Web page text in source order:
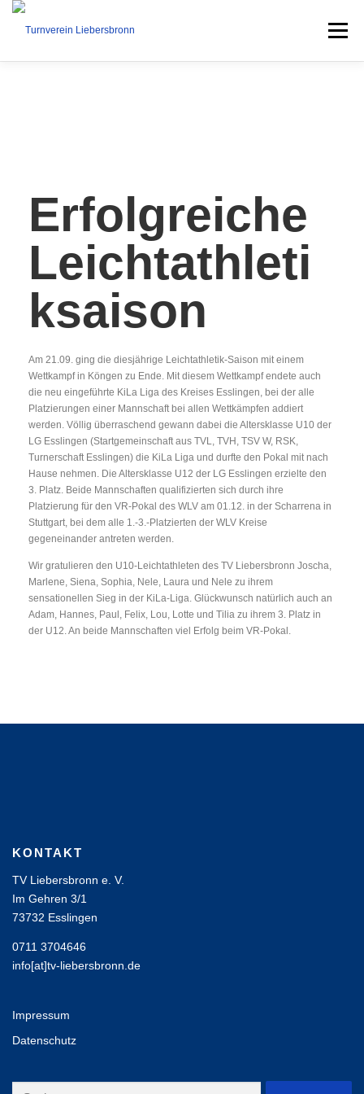
Menü
KURSE TERMINE
VEREINSLEBEN KONTAKT
Erfolgreiche
Leichtathleti
ksaison
Am 21.09. ging die diesjährige Leichtathletik-Saison mit einem
Wettkampf in Köngen zu Ende. Mit diesem Wettkampf endete auch
die neu eingeführte KiLa Liga des Kreises Esslingen, bei der alle
Platzierungen einer Mannschaft bei allen Wettkämpfen addiert
werden. Völlig überraschend gewann dabei die Altersklasse U10 der
LG Esslingen (Startgemeinschaft aus TVL, TVH, TSV W, RSK,
Turnerschaft Esslingen) die KiLa Liga und durfte den Pokal mit nach
Hause nehmen. Die Altersklasse U12 der LG Esslingen erzielte den
3. Platz. Beide Mannschaften qualifizierten sich durch ihre
Platzierung für den VR-Pokal des WLV am 01.12. in der Scharrena in
Stuttgart, bei dem alle 1.-3.-Platzierten der WLV Kreise
gegeneinander antreten werden.
Wir gratulieren den U10-Leichtathleten des TV Liebersbronn Joscha,
Marlene, Siena, Sophia, Nele, Laura und Nele zu ihrem
sensationellen Sieg in der KiLa-Liga. Glückwunsch natürlich auch an
Adam, Hannes, Paul, Felix, Lou, Lotte und Tilia zu ihrem 3. Platz in
der U12. An beide Mannschaften viel Erfolg beim VR-Pokal.
KONTAKT
TV Liebersbronn e. V.
Im Gehren 3/1
73732 Esslingen
0711 3704646
info[at]tv-liebersbronn.de
Impressum
Datenschutz